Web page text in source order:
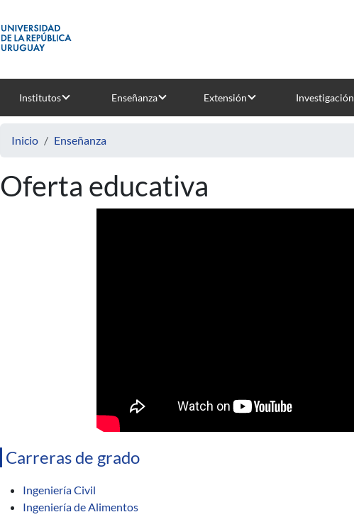
Institutos Enseñanza Extensión Investigación
Inicio Enseñanza
Oferta educativa
Carreras de grado
Ingeniería Civil
Ingeniería de Alimentos